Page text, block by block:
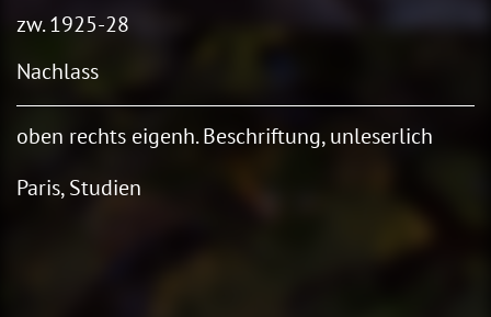
zw. 1925-28
Nachlass
oben rechts eigenh. Beschriftung, unleserlich
Paris, Studien